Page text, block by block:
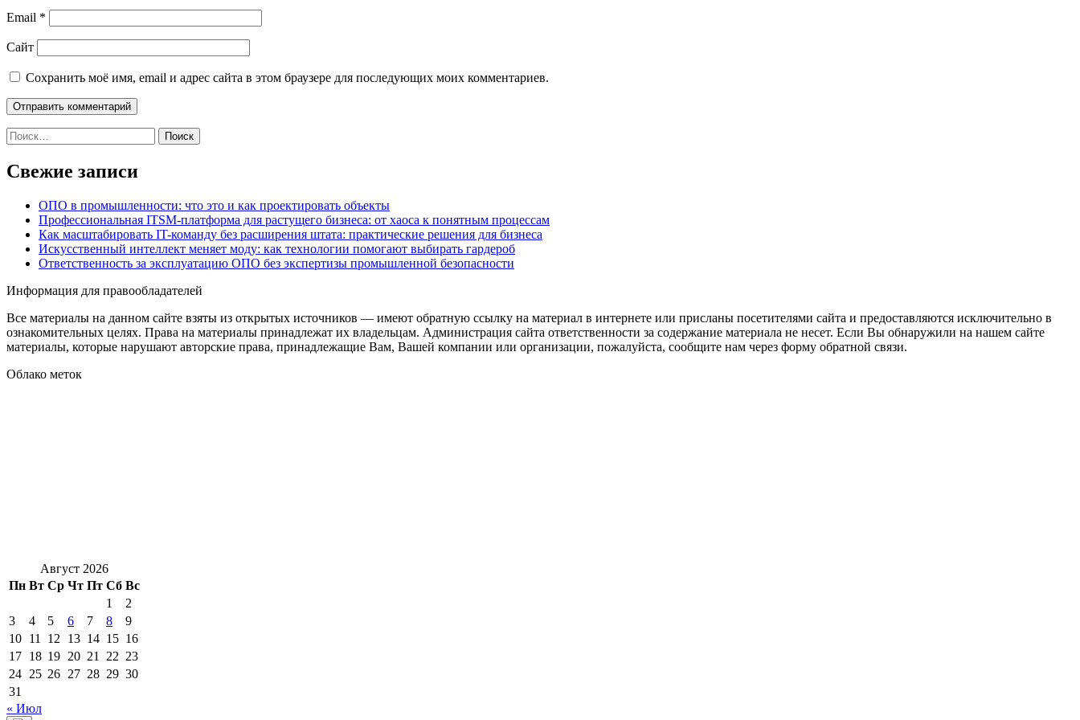
Email *
Сайт
Сохранить моё имя, email и адрес сайта в этом браузере для последующих моих комментариев.
Найти:
Свежие записи
ОПО в промышленности: что это и как проектировать объекты
Профессиональная ITSM-платформа для растущего бизнеса: от хаоса к понятным процессам
Как масштабировать IT-команду без расширения штата: практические решения для бизнеса
Искусственный интеллект меняет моду: как технологии помогают выбирать гардероб
Ответственность за эксплуатацию ОПО без экспертизы промышленной безопасности
Информация для правообладателей
Все материалы на данном сайте взяты из открытых источников — имеют обратную ссылку на материал в интернете или присланы посетителями сайта и предоставляются исключительно в
ознакомительных целях. Права на материалы принадлежат их владельцам. Администрация сайта ответственности за содержание материала не несет. Если Вы обнаружили на нашем сайте
материалы, которые нарушают авторские права, принадлежащие Вам, Вашей компании или организации, пожалуйста, сообщите нам через форму обратной связи.
Облако меток
Август 2026
Пн Вт Ср Чт Пт Сб Вс
1
2
3
4 5 6 7 8
9
10 11 12 13 14 15 16
17 18 19 20 21 22 23
24 25 26 27 28 29 30
31
« Июл